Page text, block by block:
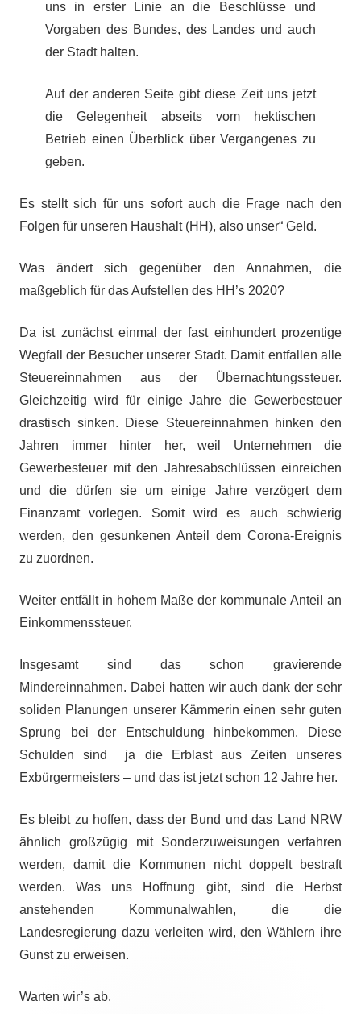
uns in erster Linie an die Beschlüsse und
Vorgaben des Bundes, des Landes und auch
der Stadt halten.
Auf der anderen Seite gibt diese Zeit uns jetzt
die Gelegenheit abseits vom hektischen
Betrieb einen Überblick über Vergangenes zu
geben.
Es stellt sich für uns sofort auch die Frage nach den
Folgen für unseren Haushalt (HH), also unser“ Geld.
Was ändert sich gegenüber den Annahmen, die
maßgeblich für das Aufstellen des HH’s 2020?
Da ist zunächst einmal der fast einhundert prozentige
Wegfall der Besucher unserer Stadt. Damit entfallen alle
Steuereinnahmen aus der Übernachtungssteuer.
Gleichzeitig wird für einige Jahre die Gewerbesteuer
drastisch sinken. Diese Steuereinnahmen hinken den
Jahren immer hinter her, weil Unternehmen die
Gewerbesteuer mit den Jahresabschlüssen einreichen
und die dürfen sie um einige Jahre verzögert dem
Finanzamt vorlegen. Somit wird es auch schwierig
werden, den gesunkenen Anteil dem Corona-Ereignis
zu zuordnen.
Weiter entfällt in hohem Maße der kommunale Anteil an
Einkommenssteuer.
Insgesamt sind das schon gravierende
Mindereinnahmen. Dabei hatten wir auch dank der sehr
soliden Planungen unserer Kämmerin einen sehr guten
Sprung bei der Entschuldung hinbekommen. Diese
Schulden sind ja die Erblast aus Zeiten unseres
Exbürgermeisters – und das ist jetzt schon 12 Jahre her.
Es bleibt zu hoffen, dass der Bund und das Land NRW
ähnlich großzügig mit Sonderzuweisungen verfahren
werden, damit die Kommunen nicht doppelt bestraft
werden. Was uns Hoffnung gibt, sind die Herbst
anstehenden Kommunalwahlen, die die
Landesregierung dazu verleiten wird, den Wählern ihre
Gunst zu erweisen.
Warten wir’s ab.